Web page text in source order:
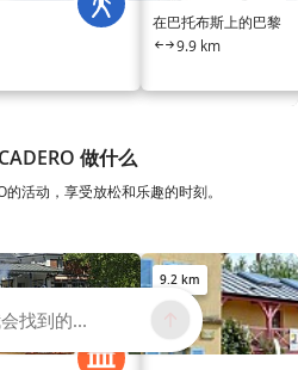
在巴托布斯上的巴黎
9.9 km
做什么
的活动，享受放松和乐趣的时刻。
9.2 km
找到的...